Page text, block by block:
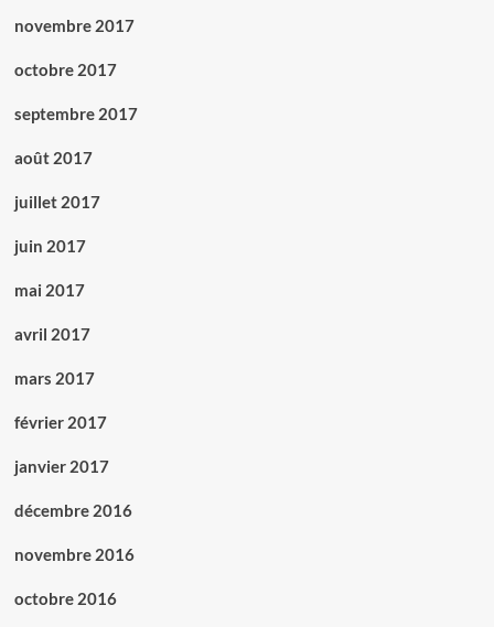
novembre 2017
octobre 2017
septembre 2017
août 2017
juillet 2017
juin 2017
mai 2017
avril 2017
mars 2017
février 2017
janvier 2017
décembre 2016
novembre 2016
octobre 2016